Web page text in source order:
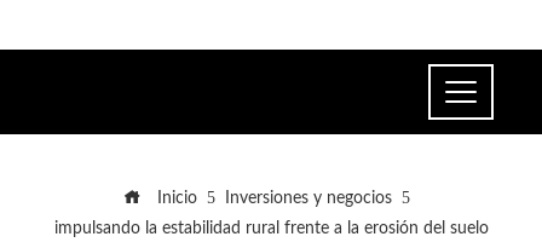
Inicio
Inversiones y negocios
impulsando la estabilidad rural frente a la erosión del suelo